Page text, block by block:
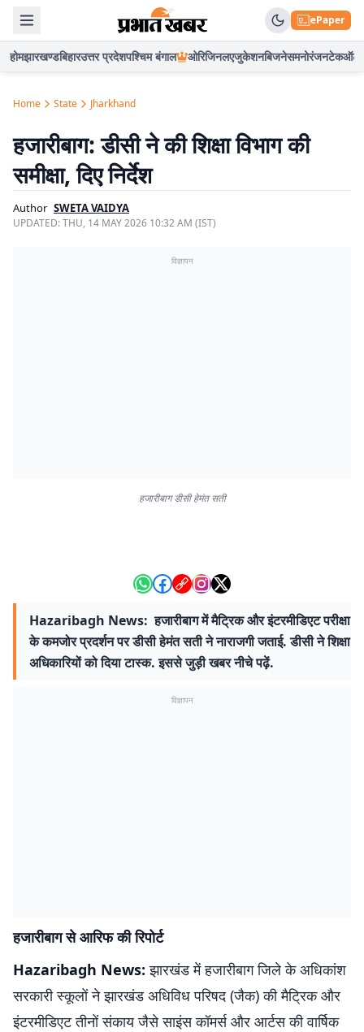
ePaper
होमझारखण्डबिहारउत्तर प्रदेशपश्चिम बंगाल ओरिजिनलएजुकेशनबिजनेसमनोरंजनटेकऑटो
Home State Jharkhand
हजारीबाग: डीसी ने की शिक्षा विभाग की
समीक्षा, दिए निर्देश
Author SWETA VAIDYA
UPDATED:THU, 14 MAY 2026 10:32 AM (IST)
विज्ञापन
हजारीबाग डीसी हेमंत सती
Hazaribagh News: हजारीबाग में मैट्रिक और इंटरमीडिएट परीक्षा
के कमजोर प्रदर्शन पर डीसी हेमंत सती ने नाराजगी जताई. डीसी ने शिक्षा
अधिकारियों को दिया टास्क. इससे जुड़ी खबर नीचे पढ़ें.
विज्ञापन
हजारीबाग से आरिफ की रिपोर्ट
Hazaribagh News:झारखंड में हजारीबाग जिले के अधिकांश
सरकारी स्कूलों ने झारखंड अधिविध परिषद (जैक) की मैट्रिक और
इंटरमीडिएट तीनों संकाय जैसे साइंस कॉमर्स और आर्टस की वार्षिक